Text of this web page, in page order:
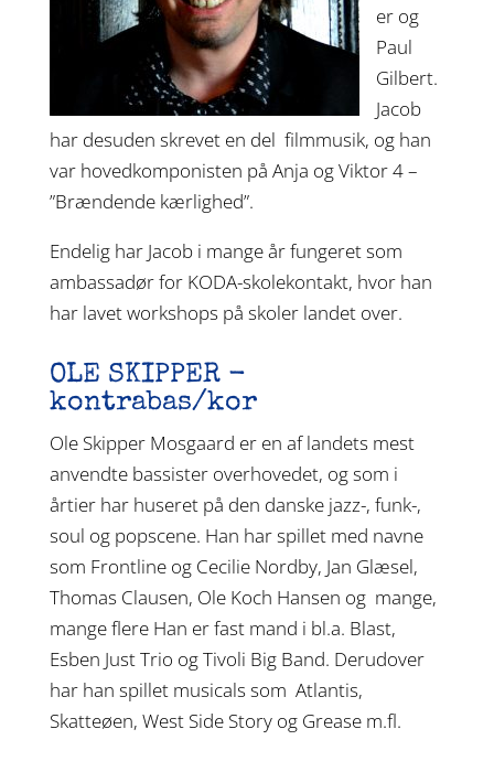
er og
Paul
Gilbert.
Jacob
har desuden skrevet en del filmmusik, og han
var hovedkomponisten på Anja og Viktor 4 –
”Brændende kærlighed”.
Endelig har Jacob i mange år fungeret som
ambassadør for KODA-skolekontakt, hvor han
har lavet workshops på skoler landet over.
OLE SKIPPER -
kontrabas/kor
Ole Skipper Mosgaard er en af landets mest
anvendte bassister overhovedet, og som i
årtier har huseret på den danske jazz-, funk-,
soul og popscene. Han har spillet med navne
som Frontline og Cecilie Nordby, Jan Glæsel,
Thomas Clausen, Ole Koch Hansen og mange,
mange flere Han er fast mand i bl.a. Blast,
Esben Just Trio og Tivoli Big Band. Derudover
har han spillet musicals som Atlantis,
Skatteøen, West Side Story og Grease m.fl.